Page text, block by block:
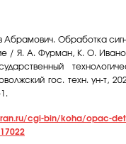
Абрамович. Обработка
/ Я. А. Фурман, К. О.
гос. техн. ун-т,
cgi-bin/koha/opac-